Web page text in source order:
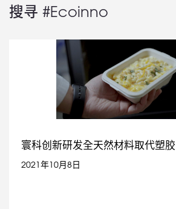
搜寻 #Ecoinno
寰科创新研发全天然材料取代塑胶
2021年10月8日